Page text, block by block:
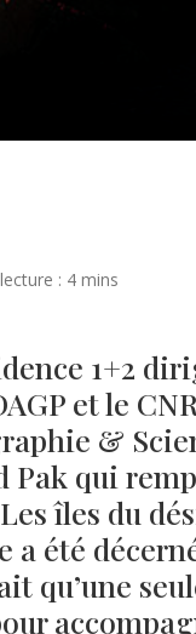
1+2
et le
&
Pak qui
îles du
a été
qu’une